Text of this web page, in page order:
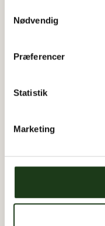
Nødvendig
Præferencer
Statistik
Marketing